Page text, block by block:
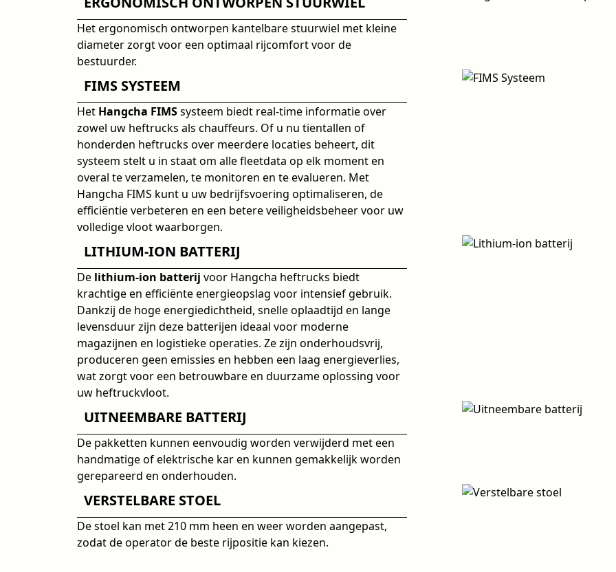
Het ergonomisch ontworpen kantelbare stuurwiel met kleine
diameter zorgt voor een optimaal rijcomfort voor de
bestuurder.
FIMS SYSTEEM
Het Hangcha FIMSsysteem biedt real-time informatie over
zowel uw heftrucks als chauffeurs. Of u nu tientallen of
honderden heftrucks over meerdere locaties beheert, dit
systeem stelt u in staat om alle fleetdata op elk moment en
overal te verzamelen, te monitoren en te evalueren. Met
Hangcha FIMS kunt u uw bedrijfsvoering optimaliseren, de
efficiëntie verbeteren en een betere veiligheidsbeheer voor uw
volledige vloot waarborgen.
LITHIUM-ION BATTERIJ
De lithium-ion batterij voor Hangcha heftrucks biedt
krachtige en efficiënte energieopslag voor intensief gebruik.
Dankzij de hoge energiedichtheid, snelle oplaadtijd en lange
levensduur zijn deze batterijen ideaal voor moderne
magazijnen en logistieke operaties. Ze zijn onderhoudsvrij,
produceren geen emissies en hebben een laag energieverlies,
wat zorgt voor een betrouwbare en duurzame oplossing voor
uw heftruckvloot.
UITNEEMBARE BATTERIJ
De pakketten kunnen eenvoudig worden verwijderd met een
handmatige of elektrische kar en kunnen gemakkelijk worden
gerepareerd en onderhouden.
VERSTELBARE STOEL
De stoel kan met 210 mm heen en weer worden aangepast,
zodat de operator de beste rijpositie kan kiezen.